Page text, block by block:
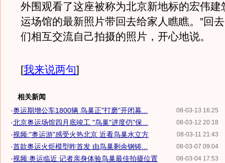
外围观看了这座被称为北京新地标的宏伟建
运场馆的最新照片带回去给家人瞧瞧。”回
们相互交流自己拍摄的照片，开心地说。
[我来说两句]
相关新闻
08-03-13 16:25
·奥运期增公车1800辆 鸟巢正"打磨"开闭幕...
08-03-12 20:18
·北京奥运场馆四月底竣工 "鸟巢"进度仍"保...
08-03-11 21:43
·视频:"奥运游"感受火热北京 近看鸟巢水立方
08-03-07 09:04
·首款奥运火炬模型昨首发 由鸟巢剩余钢铸...
08-03-04 17:53
·视频:奥运临近 记者亲身体验鸟巢最佳拍摄位置